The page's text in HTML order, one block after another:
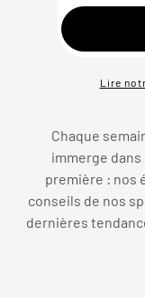
Lire
Chaque
immerge dans
première : nos
conseils de nos
dernières